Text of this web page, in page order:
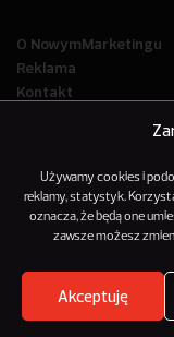
Używamy cookies i
reklamy, statystyk.
oznacza, że będą one
zawsze możesz
Akceptuję
Where's the beef?
O NowymMarketingu
Reklama
Kontakt
© 2012-2025
NowyMarketing jest